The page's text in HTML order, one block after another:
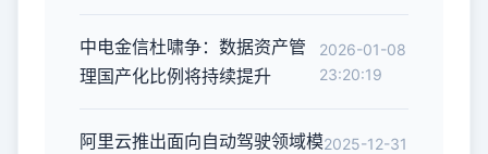
中电金信杜啸争：数据资产管
理国产化比例将持续提升
2026-01-08
23:20:19
阿里云推出面向自动驾驶领域模2025-12-31